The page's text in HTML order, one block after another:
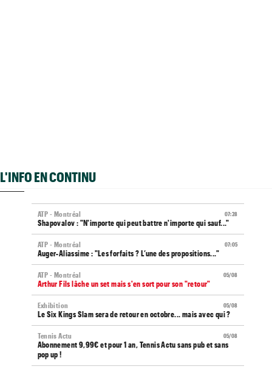
L'INFO EN CONTINU
07:28
ATP - Montréal
Shapovalov : "N'importe qui peut battre n'importe qui sauf..."
07:05
ATP - Montréal
Auger-Aliassime : "Les forfaits ? L’une des propositions..."
05/08
ATP - Montréal
Arthur Fils lâche un set mais s'en sort pour son "retour"
05/08
Exhibition
Le Six Kings Slam sera de retour en octobre... mais avec qui ?
05/08
Tennis Actu
Abonnement 9,99€ et pour 1 an, Tennis Actu sans pub et sans
pop up !